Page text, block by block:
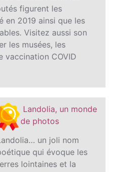
figurent les
en 2019 ainsi que les
Visitez aussi son
les musées, les
vaccination COVID
Landolia, un monde
de photos
un joli nom
qui évoque les
lointaines et la